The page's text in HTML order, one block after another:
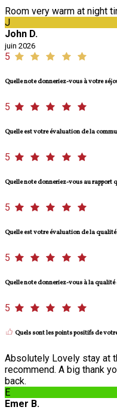
Room very warm at night
J
John D.
juin 2026
5
Quelle note donneriez-vous à votre
5
Quelle est votre évaluation de la
5
Quelle note donneriez-vous au rapport
5
Quelle est votre évaluation de la
5
Quelle note donneriez-vous à la
5
Quels sont les points positifs de
Absolutely Lovely stay at
recommend. A big thank
back.
E
Emer B.